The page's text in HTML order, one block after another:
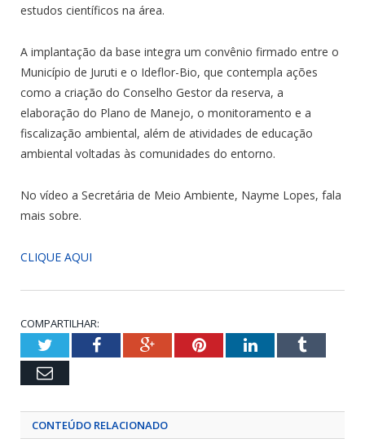
estudos científicos na área.
A implantação da base integra um convênio firmado entre o
Município de Juruti e o Ideflor-Bio, que contempla ações
como a criação do Conselho Gestor da reserva, a
elaboração do Plano de Manejo, o monitoramento e a
fiscalização ambiental, além de atividades de educação
ambiental voltadas às comunidades do entorno.
No vídeo a Secretária de Meio Ambiente, Nayme Lopes, fala
mais sobre.
CLIQUE AQUI
COMPARTILHAR:
TwitterFacebookGoogle+PinterestLinkedInTumblr
Email
CONTEÚDO RELACIONADO